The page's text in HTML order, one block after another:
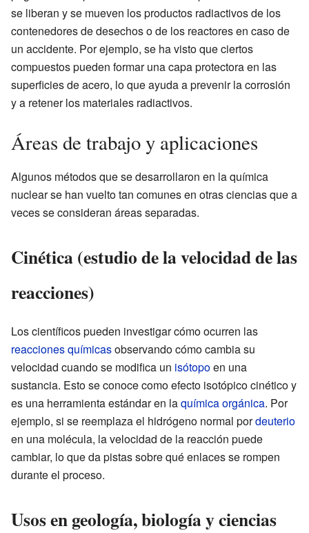
se liberan y se mueven los productos radiactivos de los
contenedores de desechos o de los reactores en caso de
un accidente. Por ejemplo, se ha visto que ciertos
compuestos pueden formar una capa protectora en las
superficies de acero, lo que ayuda a prevenir la corrosión
y a retener los materiales radiactivos.
Áreas de trabajo y aplicaciones
Algunos métodos que se desarrollaron en la química
nuclear se han vuelto tan comunes en otras ciencias que a
veces se consideran áreas separadas.
Cinética (estudio de la velocidad de las
reacciones)
Los científicos pueden investigar cómo ocurren las
reacciones químicasobservando cómo cambia su
velocidad cuando se modifica un isótopoen una
sustancia. Esto se conoce como efecto isotópico cinético y
es una herramienta estándar en laquímica orgánica. Por
ejemplo, si se reemplaza el hidrógeno normal pordeuterio
en una molécula, la velocidad de la reacción puede
cambiar, lo que da pistas sobre qué enlaces se rompen
durante el proceso.
Usos en geología, biología y ciencias